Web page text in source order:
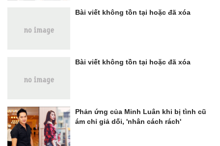
Bài viết không tồn tại hoặc đã xóa
Bài viết không tồn tại hoặc đã xóa
Phản ứng của Minh Luân khi bị tình cũ
ám chỉ giả dối, 'nhân cách rách'